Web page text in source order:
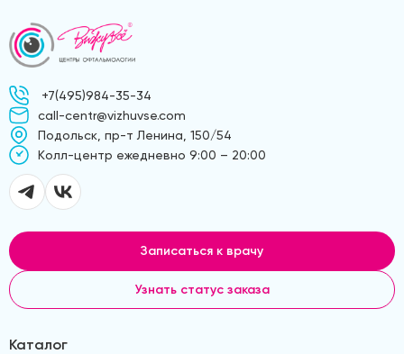
+7(495)984-35-34
call-centr@vizhuvse.com
Подольск, пр-т Ленина, 150/54
Kолл-центр ежедневно 9:00 – 20:00
Записаться к врачу
Узнать статус заказа
Каталог